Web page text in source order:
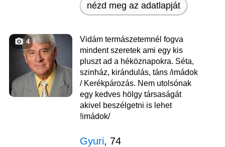
nézd meg az adatlapját
4
Vidám termászetemnél fogva
mindent szeretek ami egy kis
pluszt ad a héköznapokra. Séta,
szinház, kirándulás, táns /imádok
/ Kerékpározás. Nem utolsónak
egy kedves hölgy társaságát
akivel beszélgetni is lehet
!imádok/
Gyuri, 74